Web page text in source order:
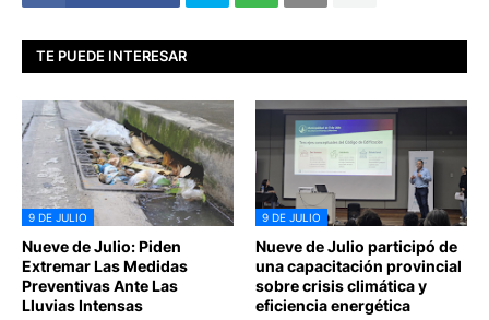
TE PUEDE INTERESAR
9 DE JULIO
Nueve de Julio: Piden
Extremar Las Medidas
Preventivas Ante Las
Lluvias Intensas
9 DE JULIO
Nueve de Julio participó de
una capacitación provincial
sobre crisis climática y
eficiencia energética